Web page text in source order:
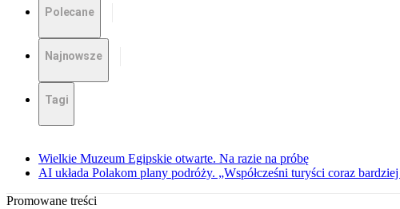
Polecane
Najnowsze
Tagi
Wielkie Muzeum Egipskie otwarte. Na razie na próbę
AI układa Polakom plany podróży. „Współcześni turyści coraz
Promowane treści